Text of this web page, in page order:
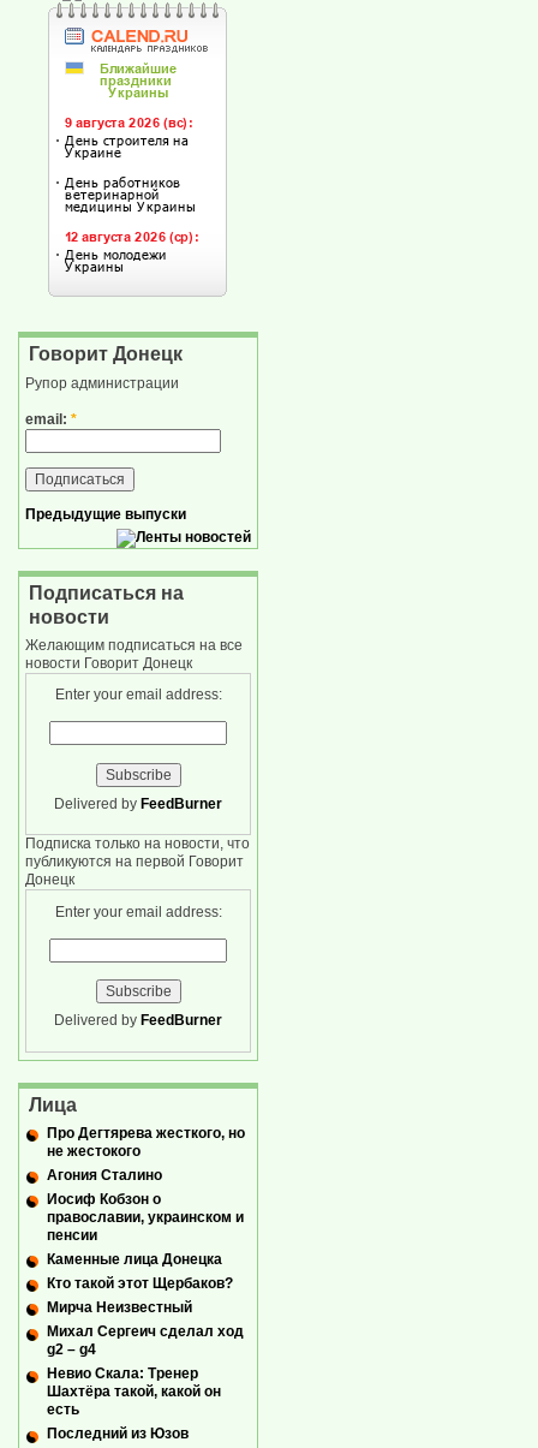
Говорит Донецк
Рупор администрации
email: *
Предыдущие выпуски
Подписаться на
новости
Желающим подписаться на все
новости Говорит Донецк
Enter your email address:
Delivered by FeedBurner
Подписка только на новости, что
публикуются на первой Говорит
Донецк
Enter your email address:
Delivered by FeedBurner
Лица
Про Дегтярева жесткого, но
не жестокого
Агония Сталино
Иосиф Кобзон о
православии, украинском и
пенсии
Каменные лица Донецка
Кто такой этот Щербаков?
Мирча Неизвестный
Михал Сергеич сделал ход
g2 – g4
Невио Скала: Тренер
Шахтёра такой, какой он
есть
Последний из Юзов